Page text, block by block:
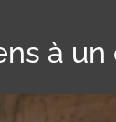
à un